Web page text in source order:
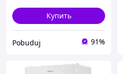
Купить
Pobuduj 91%